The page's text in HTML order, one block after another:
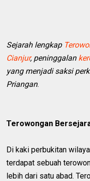
Sejarah lengkap
Cianjur, peninggalan
yang menjadi saksi
Priangan.
Terowongan
Di kaki perbukitan
terdapat sebuah
lebih dari satu abad.